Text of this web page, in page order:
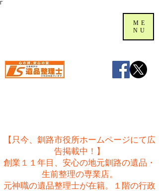
Γ
【只今、釧路市役所ホームページにて広
告掲載中！】
創業１１年目、安心の地元釧路の遺品・
生前整理の専業店。
​元神職の遺品整理士が在籍。１階の行政
ME
NU